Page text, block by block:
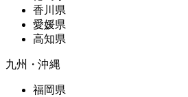
香川県
愛媛県
高知県
九州・沖縄
福岡県